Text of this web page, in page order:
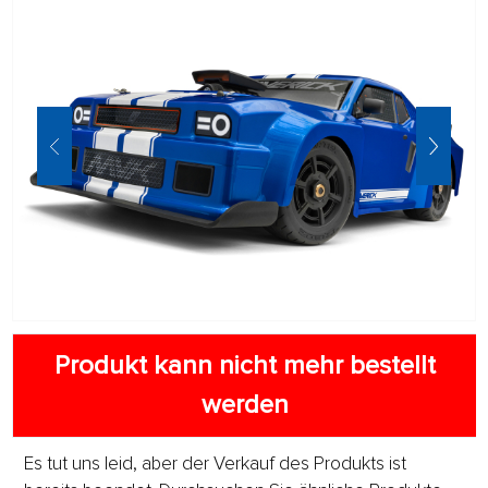
Produkt kann nicht mehr bestellt
werden
Es tut uns leid, aber der Verkauf des Produkts ist